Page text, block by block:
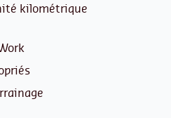
kilométrique